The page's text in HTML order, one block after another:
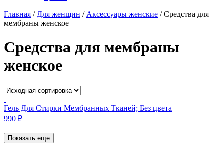
Главная / Для женщин / Аксессуары женские /Средства для
мембраны женское
Средства для мембраны
женское
Гель Для Стирки Мембранных Тканей; Без цвета
990 ₽
Показать еще